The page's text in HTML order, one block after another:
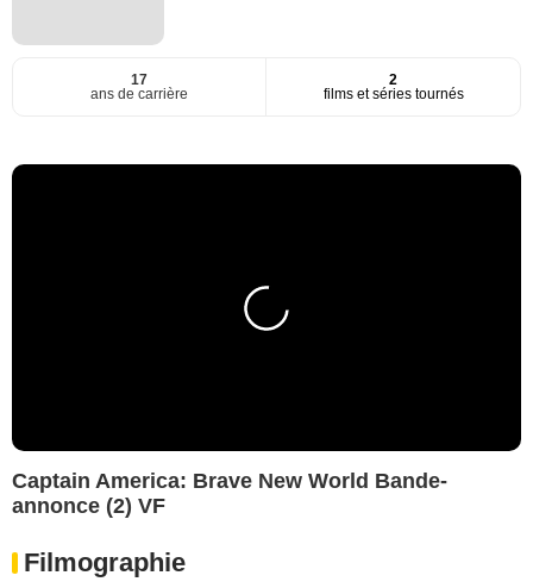
17
ans de carrière
2
films et séries tournés
Captain America: Brave New World Bande-
annonce (2) VF
Filmographie